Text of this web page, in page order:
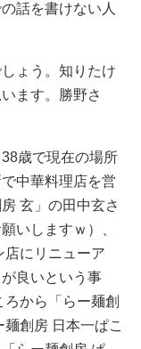
話を書けない人
ょう。知りたけ
ます。勝野さ
歳で現在の場所
中華料理店を営
玄」の田中玄さ
いしますｗ）、
店にリニューア
良いという事
から「らー麺創
創房 日本一ぱこ